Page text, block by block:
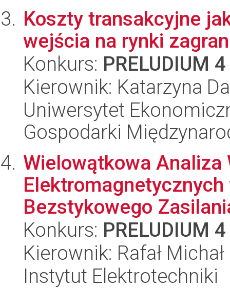
Koszty transakcyjne
wejścia na rynki
Konkurs: PRELUDIUM 4
Kierownik: Katarzyna
Uniwersytet
Gospodarki
Wielowątkowa Analiza
Bezstykowego
Konkurs: PRELUDIUM 4
Kierownik: Rafał
Instytut Elektrotechniki